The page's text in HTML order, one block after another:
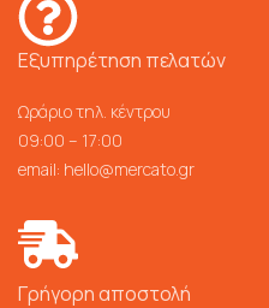
Εξυπηρέτηση πελατών
Ωράριο τηλ. κέντρου
09:00 – 17:00
email: hello@mercato.gr
Γρήγορη αποστολή